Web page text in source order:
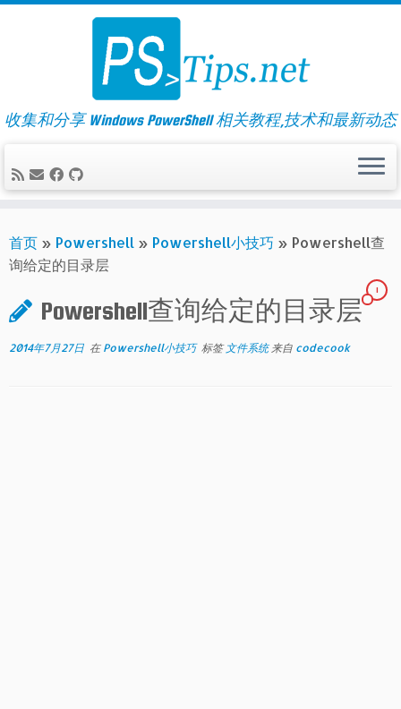
Skip
收集和分享 Windows PowerShell 相关教程,技术和最新动态
首页 » Powershell » Powershell小技巧 » Powershell查
询给定的目录层
Powershell查询给定的目录层
1
2014年7月27日 在 Powershell小技巧 标签 文件系统 来自 codecook